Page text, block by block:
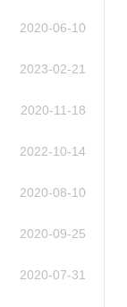
2020-06-10
2023-02-21
2020-11-18
2022-10-14
2020-08-10
2020-09-25
2020-07-31